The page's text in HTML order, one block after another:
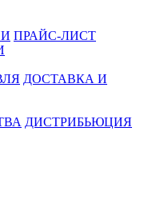
ПРАЙС-ЛИСТ
ДОСТАВКА И
ДИСТРИБЬЮЦИЯ